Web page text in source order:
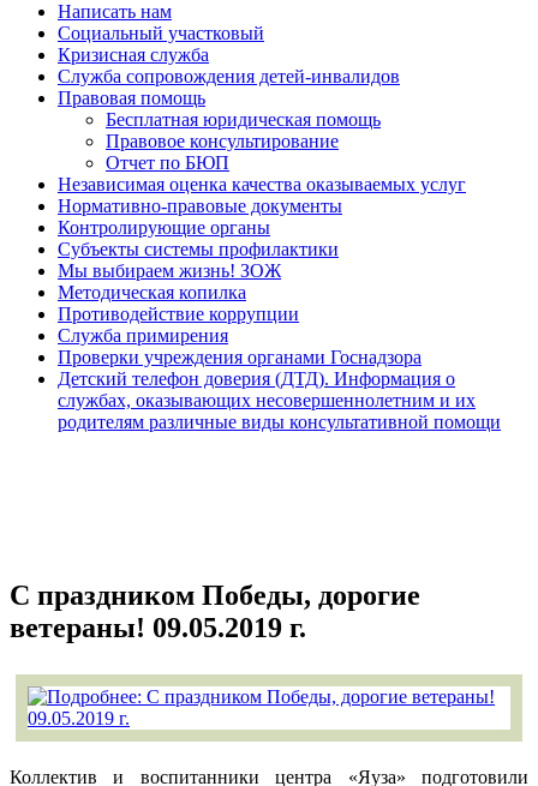
Написать нам
Социальный участковый
Кризисная служба
Служба сопровождения детей-инвалидов
Правовая помощь
Бесплатная юридическая помощь
Правовое консультирование
Отчет по БЮП
Независимая оценка качества оказываемых услуг
Нормативно-правовые документы
Контролирующие органы
Субъекты системы профилактики
Мы выбираем жизнь! ЗОЖ
Методическая копилка
Противодействие коррупции
Служба примирения
Проверки учреждения органами Госнадзора
Детский телефон доверия (ДТД). Информация о
службах, оказывающих несовершеннолетним и их
родителям различные виды консультативной помощи
С праздником Победы, дорогие
ветераны! 09.05.2019 г.
Коллектив и воспитанники центра «Яуза» подготовили